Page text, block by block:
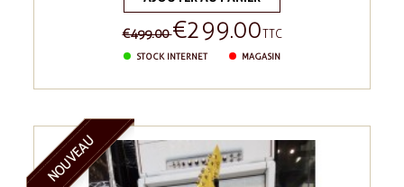
Regular
€499.00Price
€299.00TTC
STOCK INTERNET MAGASIN
NOUVEAU